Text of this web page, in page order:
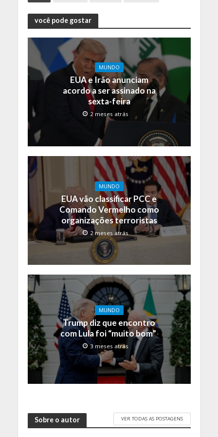
você pode gostar
MUNDO
EUA e Irão anunciam
acordo a ser assinado na
sexta-feira
2 meses atrás
MUNDO
EUA vão classificar PCC e
Comando Vermelho como
organizações terroristas
2 meses atrás
MUNDO
Trump diz que encontro
com Lula foi “muito bom”
3 meses atrás
Sobre o autor VER TODAS AS POSTAGENS